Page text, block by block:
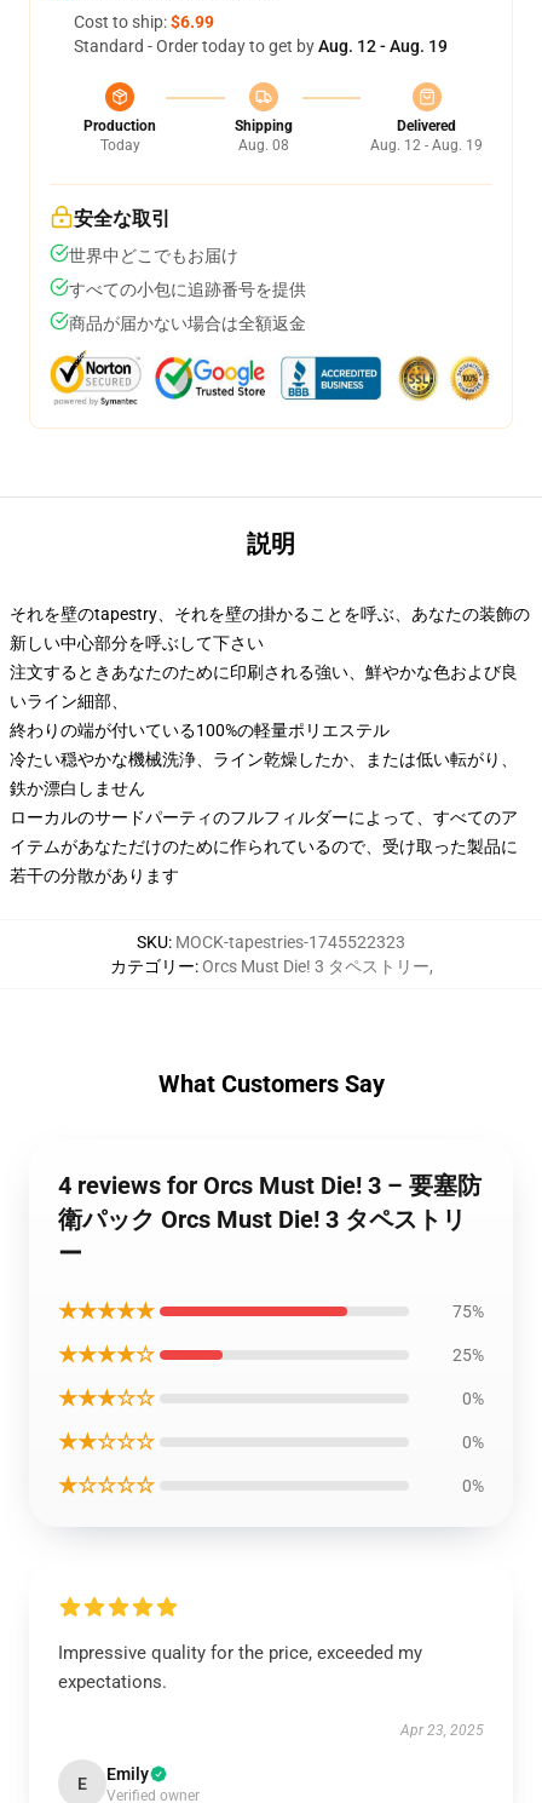
Cost to ship:$6.99
Standard - Order today to get byAug. 12 - Aug. 19
Production
Today
Shipping
Aug. 08
Delivered
Aug. 12 - Aug. 19
安全な取引
世界中どこでもお届け
すべての小包に追跡番号を提供
商品が届かない場合は全額返金
説明
それを壁のtapestry、それを壁の掛かることを呼ぶ、あなたの装飾の
新しい中心部分を呼ぶして下さい
注文するときあなたのために印刷される強い、鮮やかな色および良
いライン細部、
終わりの端が付いている100%の軽量ポリエステル
冷たい穏やかな機械洗浄、ライン乾燥したか、または低い転がり、
鉄か漂白しません
ローカルのサードパーティのフルフィルダーによって、すべてのア
イテムがあなただけのために作られているので、受け取った製品に
若干の分散があります
SKU: MOCK-tapestries-1745522323
カテゴリー:Orcs Must Die! 3 タペストリー,
What Customers Say
4 reviews for Orcs Must Die! 3 – 要塞防
衛パック Orcs Must Die! 3 タペストリ
ー
★★★★★ 75%
★★★★☆ 25%
★★★☆☆ 0%
★★☆☆☆ 0%
★☆☆☆☆ 0%
Impressive quality for the price, exceeded my
expectations.
Apr 23, 2025
E Emily
Verified owner